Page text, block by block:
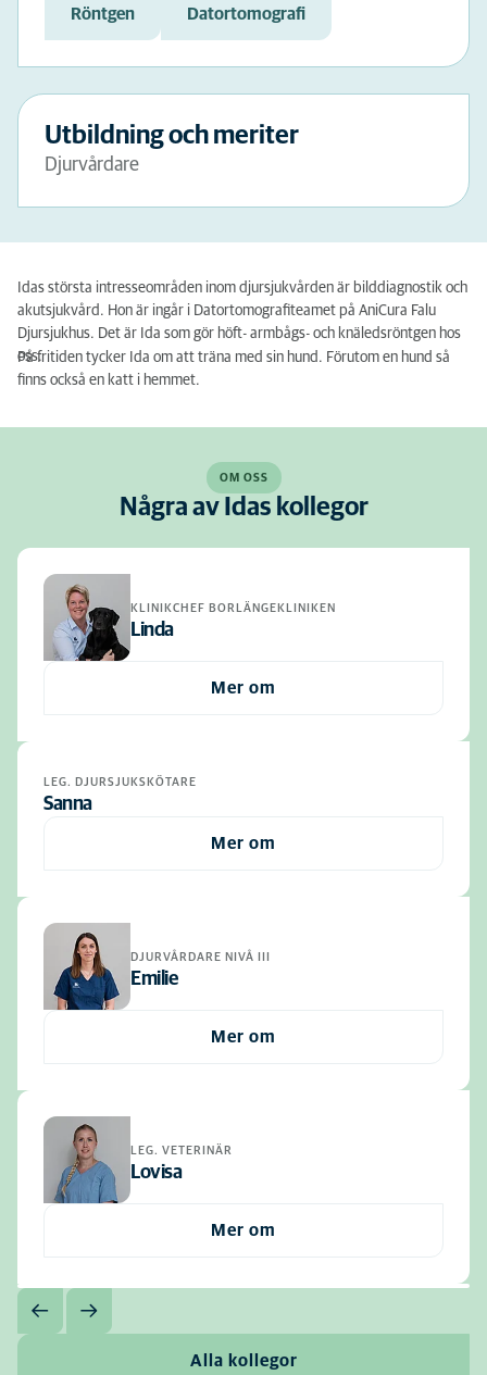
Röntgen Datortomografi
Utbildning och meriter
Djurvårdare
Idas största intresseområden inom djursjukvården är bilddiagnostik och
akutsjukvård. Hon är ingår i Datortomografiteamet på AniCura Falu
Djursjukhus. Det är Ida som gör höft- armbågs- och knäledsröntgen hos
oss.
På fritiden tycker Ida om att träna med sin hund. Förutom en hund så
finns också en katt i hemmet.
OM OSS
Några av Idas kollegor
KLINIKCHEF BORLÄNGEKLINIKEN
Linda
Mer om
LEG. DJURSJUKSKÖTARE
Sanna
Mer om
DJURVÅRDARE NIVÅ III
Emilie
Mer om
LEG. VETERINÄR
Lovisa
Mer om
Alla kollegor